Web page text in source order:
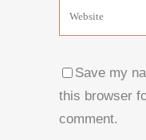
Save my
this browser
comment.